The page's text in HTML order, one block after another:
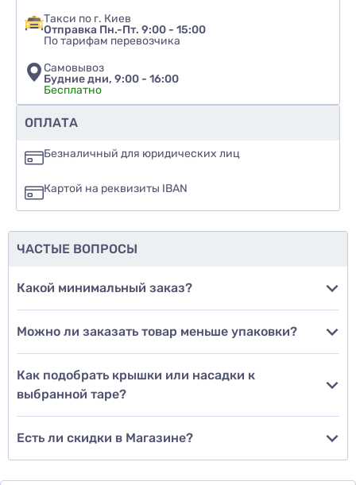
Рекомендуете ли вы этот товар
да
еще не знаю
Добавить отзыв
Такси по г. Киев
Отправка Пн.-Пт. 9:00 - 15:00
По тарифам перевозчика
Самовывоз
Будние дни, 9:00 - 16:00
Бесплатно
ОПЛАТА
Безналичный для юридических лиц
Картой на реквизиты IBAN
ЧАСТЫЕ ВОПРОСЫ
Какой минимальный заказ?
Можно ли заказать товар меньше упаковки?
Как подобрать крышки или насадки к
выбранной таре?
Есть ли скидки в Магазине?